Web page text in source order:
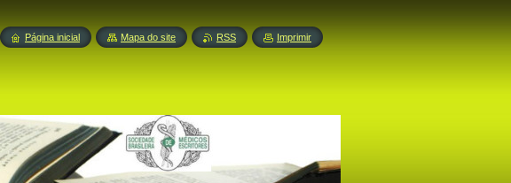
Página inicial Mapa do site RSS Imprimir